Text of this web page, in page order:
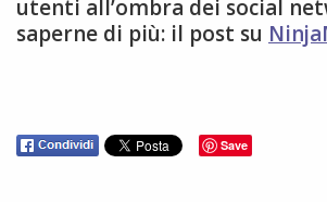
utenti all’ombra dei social
saperne di più: il post su
Save